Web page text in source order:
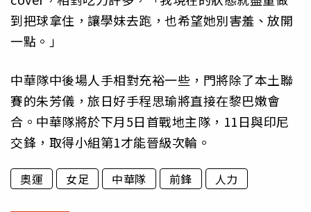
到把球拿住，讓學妹去跑，也希望她別害羞、放開
一點。」
中華隊中後場人手相對充裕一些，門將除了本土聯
賽的朱芳儀，旅日好手程思瑜將直接在黎巴嫩會
合。中華隊將於下月5日首戰地主隊，11日與印尼
交鋒，取得小組第1才能晉級次輪。
奧運 女足 中華隊 前鋒 人力